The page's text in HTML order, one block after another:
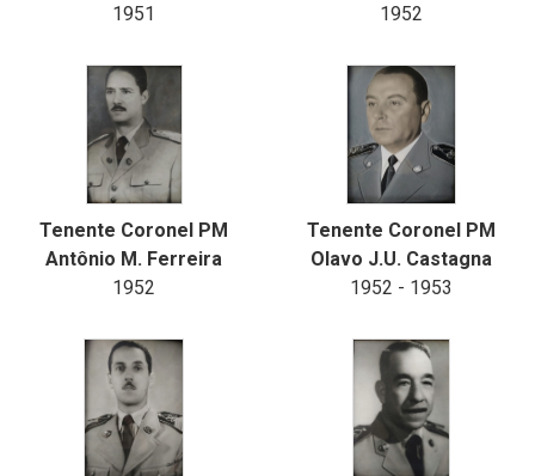
1951
1952
Tenente Coronel PM
Antônio M. Ferreira
1952
Tenente Coronel PM
Olavo J.U. Castagna
1952 - 1953